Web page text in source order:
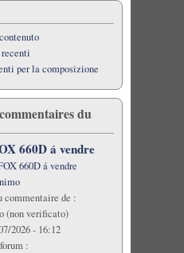
per la composizione
du
660D á vendre
660D á vendre
commentaire de :
(non verificato)
2026 - 16:12
: